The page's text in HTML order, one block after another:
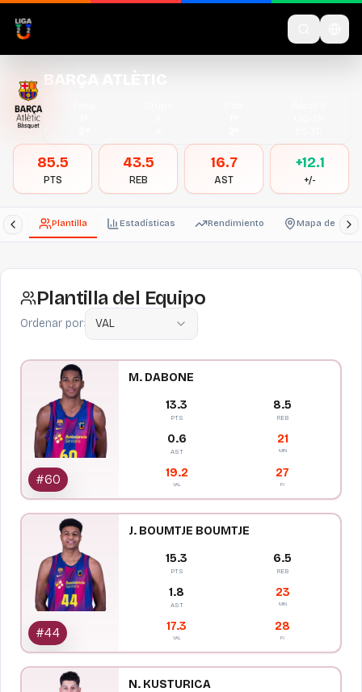
85.5
PTS
43.5
REB
16.7
AST
+12.1
+/-
Plantilla Estadísticas Rendimiento Mapa de tiros
Plantilla del Equipo
Ordenar por: VAL
#60
M. DABONE
13.3
PTS
8.5
REB
0.6
AST
21
MIN
19.2
VAL
27
PJ
#44
J. BOUMTJE BOUMTJE
15.3
PTS
6.5
REB
1.8
AST
23
MIN
17.3
VAL
28
PJ
N. KUSTURICA